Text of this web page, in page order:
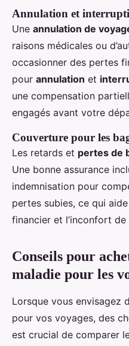
Annulation et
Une annulation de
raisons médicales ou
occasionner des pertes
pour annulation et
une compensation
engagés avant votre
Couverture pour les
Les retards et pertes de
Une bonne assurance
indemnisation pour
pertes subies, ce qui
financier et l’inconfort
Conseils pour
maladie pour les
Lorsque vous envisagez
pour vos voyages, des
est crucial de comparer